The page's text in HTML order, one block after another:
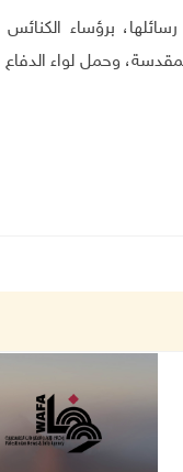
برؤساء
وحمل لواء